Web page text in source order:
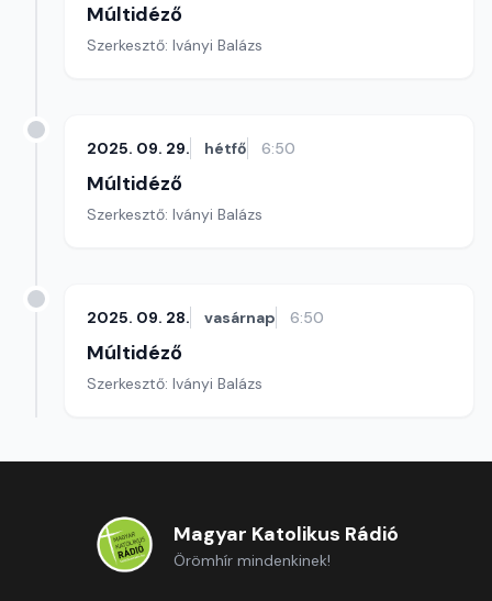
Múltidéző
Szerkesztő: Iványi Balázs
2025. 09. 29. hétfő 6:50
Múltidéző
Szerkesztő: Iványi Balázs
2025. 09. 28. vasárnap 6:50
Múltidéző
Szerkesztő: Iványi Balázs
Magyar Katolikus Rádió
Örömhír mindenkinek!